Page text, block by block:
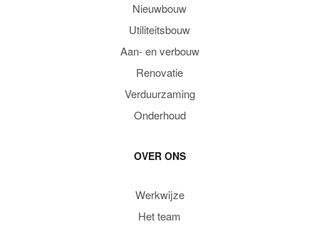
Nieuwbouw
Utiliteitsbouw
Aan- en verbouw
Renovatie
Verduurzaming
Onderhoud
OVER ONS
Werkwijze
Het team